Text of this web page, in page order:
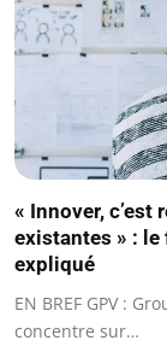
« Innover, c’est
existantes » :
expliqué
EN BREF GPV :
concentre sur…